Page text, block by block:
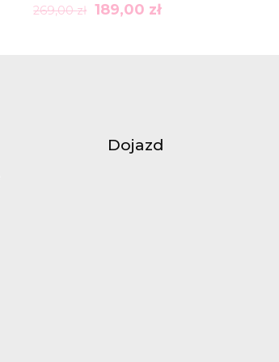
269,00zł Pierwotna
189,00 złAktualna
Dojazd